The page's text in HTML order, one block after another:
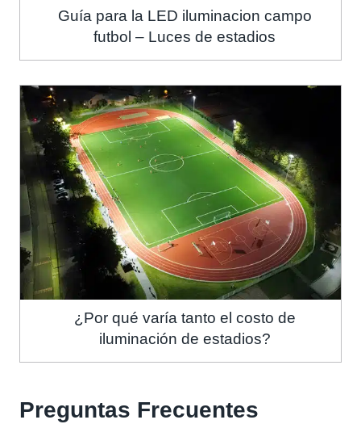
Guía para la LED iluminacion campo
futbol – Luces de estadios
¿Por qué varía tanto el costo de
iluminación de estadios?
Preguntas Frecuentes